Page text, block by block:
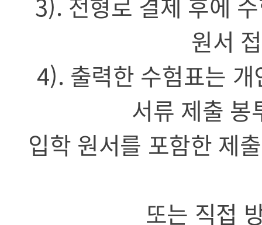
원서
4). 출력한 수험표는
서류 제출 봉
입학 원서를 포함한 제
또는 직접